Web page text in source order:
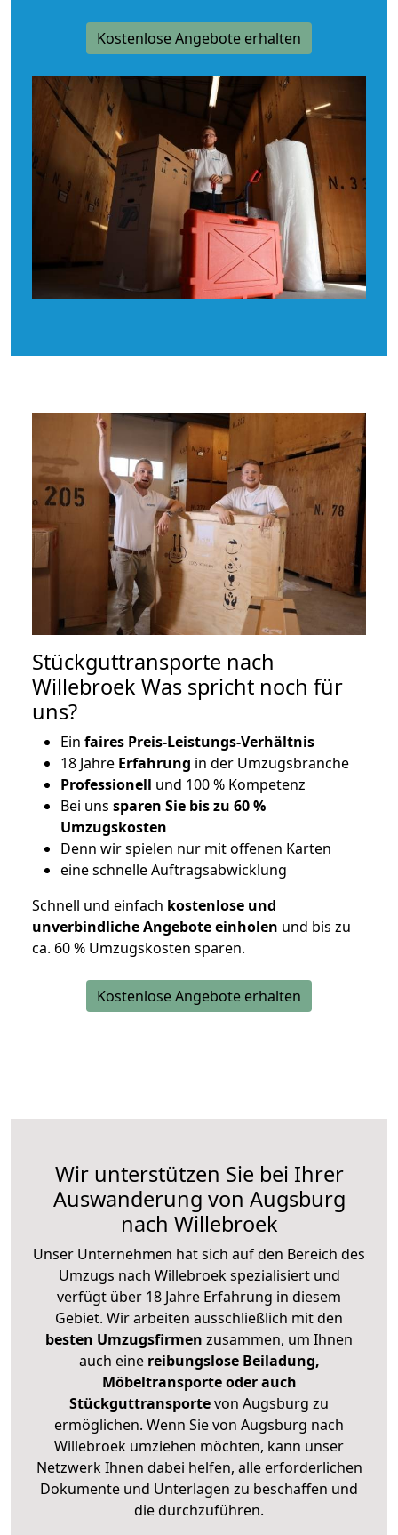
Kostenlose Angebote erhalten
Stückguttransporte nach
Willebroek Was spricht noch für
uns?
Ein faires Preis-Leistungs-Verhältnis
18 Jahre Erfahrung in der Umzugsbranche
Professionell und 100 % Kompetenz
Bei uns sparen Sie bis zu 60 %
Umzugskosten
Denn wir spielen nur mit offenen Karten
eine schnelle Auftragsabwicklung
Schnell und einfach kostenlose und
unverbindliche Angebote einholen und bis zu
ca. 60 % Umzugskosten sparen.
Kostenlose Angebote erhalten
Wir unterstützen Sie bei Ihrer
Auswanderung von Augsburg
nach Willebroek
Unser Unternehmen hat sich auf den Bereich des
Umzugs nach Willebroek spezialisiert und
verfügt über 18 Jahre Erfahrung in diesem
Gebiet. Wir arbeiten ausschließlich mit den
besten Umzugsfirmen zusammen, um Ihnen
auch eine reibungslose Beiladung,
Möbeltransporte oder auch
Stückguttransportevon Augsburg zu
ermöglichen. Wenn Sie von Augsburg nach
Willebroek umziehen möchten, kann unser
Netzwerk Ihnen dabei helfen, alle erforderlichen
Dokumente und Unterlagen zu beschaffen und
die durchzuführen.